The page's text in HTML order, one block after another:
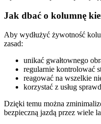
Jak dbać o kolumnę
Aby wydłużyć żywotność
zasad:
unikać gwałtownego
regularnie kontrolować
reagować na wszelkie
korzystać z usług
Dzięki temu można
bezpieczną jazdą przez wiele